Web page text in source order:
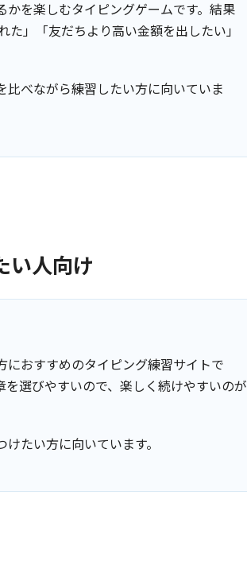
を楽しむタイピングゲームです。結果
」「友だちより高い金額を出したい」
べながら練習したい方に向いていま
い人向け
におすすめのタイピング練習サイトで
選びやすいので、楽しく続けやすいのが
たい方に向いています。